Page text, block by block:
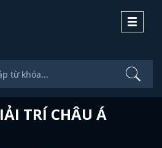
Toggle
TRÍ CHÂU Á